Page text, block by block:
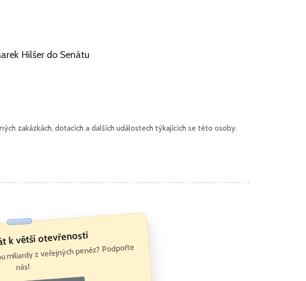
Hilšer do Senátu
zakázkách, dotacích a dalších událostech týkajících se této osoby.
k větší otevřenosti
miliardy z veřejných peněz? Podpořte
nás!